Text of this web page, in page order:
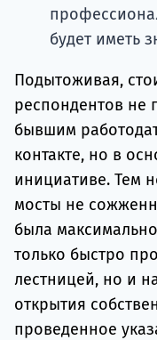
будет иметь
Подытоживая,
респондентов не
бывшим
контакте, но в
инициативе. Тем
мосты не
была
только быстро
лестницей, но и
открытия
проведенное